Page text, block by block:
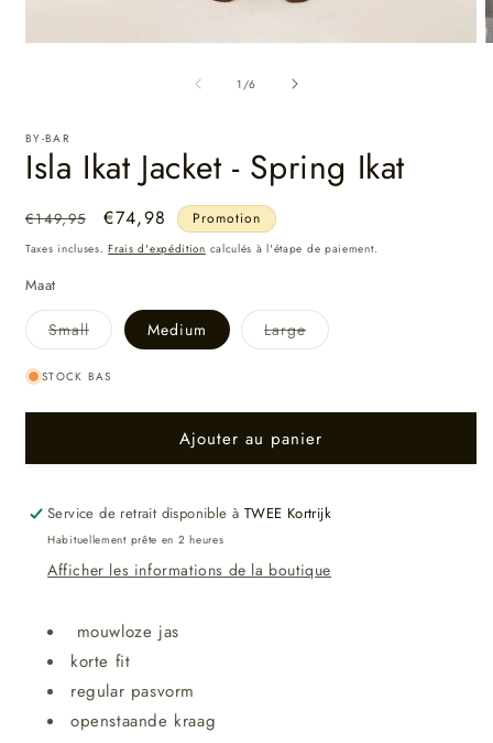
1 /de
6
BY-BAR
Isla Ikat Jacket - Spring Ikat
Prix
habituel
€149,95
Prix
promotionnel
€74,98 Promotion
Taxes incluses.Frais d'expédition calculés à l'étape de paiement.
Maat
SmallVariante
épuisée
indisponible
Medium LargeVariante
épuisée
STOCK BAS
Ajouter au panier
Service de retrait disponible à TWEE Kortrijk
Habituellement prête en 2 heures
Afficher les informations de la boutique
mouwloze jas
korte fit
regular pasvorm
openstaande kraag